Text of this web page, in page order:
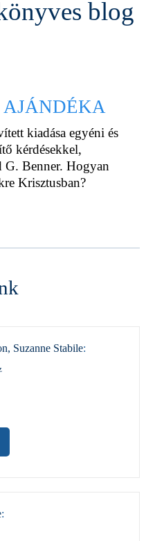
blog
AJÁNDÉKA
kiadása egyéni és
kérdésekkel,
Benner. Hogyan
Krisztusban?
Suzanne Stabile:
: